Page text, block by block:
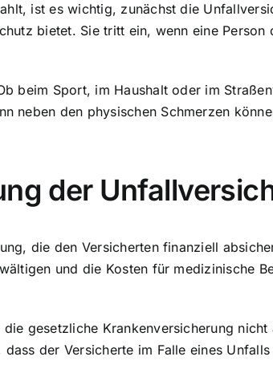
ist es wichtig, zunächst die
bietet. Sie tritt ein, wenn eine
beim Sport, im Haushalt oder im
neben den physischen Schmerzen
der
die den Versicherten finanziell
und die Kosten für medizinische
gesetzliche Krankenversicherung
der Versicherte im Falle eines